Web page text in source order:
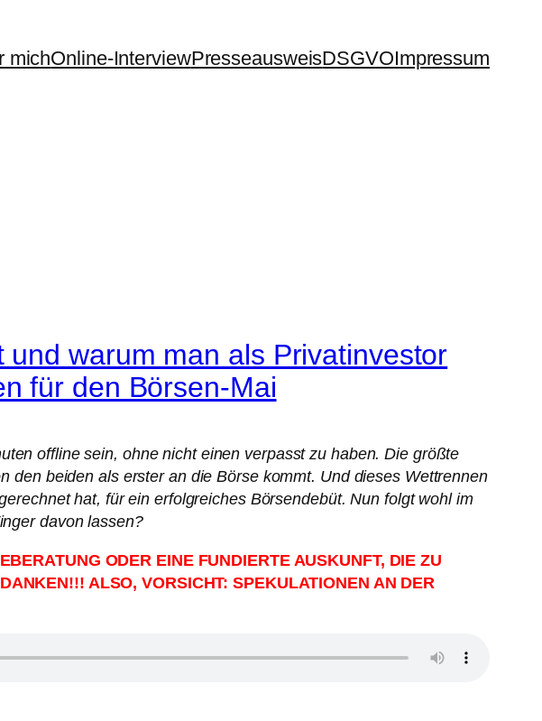
michOnline-InterviewPresseausweisDSGVOImpressum
warum man als Privatinvestor
für den Börsen-Mai
offline sein, ohne nicht einen verpasst zu haben. Die größte
den beiden als erster an die Börse kommt. Und dieses Wettrennen
hat, für ein erfolgreiches Börsendebüt. Nun folgt wohl im
davon lassen?
ODER EINE FUNDIERTE AUSKUNFT, DIE ZU
ALSO, VORSICHT: SPEKULATIONEN AN DER